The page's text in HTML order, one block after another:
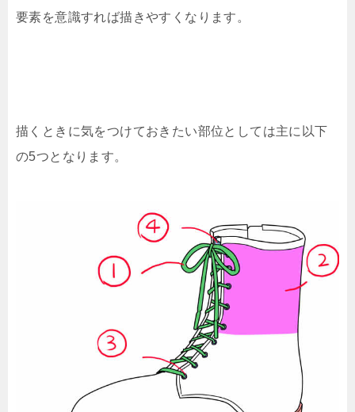
要素を意識すれば描きやすくなります。
描くときに気をつけておきたい部位としては主に以下
の5つとなります。